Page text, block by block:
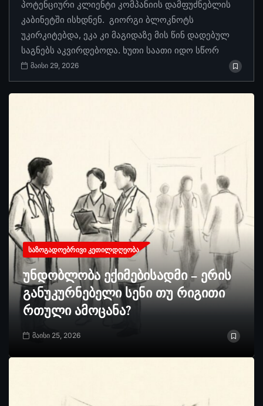
პოტენციური კლიენტი კომპანიის დამფუძნებლის
კაბინეტში ისხდნენ. გიორგი ბლოკნოტს
უკირკიტებდა, ეკა კი მაგიდაზე მის წინ დადებულ
საგნებს აკვირდებოდა. ხუთი საათი იდო სწორ
მაისი 29, 2026
ᲡᲐᲖᲝᲒᲐᲓᲝᲔᲑᲠᲘᲕᲘ ᲙᲔᲗᲘᲚᲓᲦᲔᲝᲑᲐ
უნდობლობა ექიმებისადმი – ერის
განუკურნებელი სენი თუ რიგითი
რთული ამოცანა?
მაისი 25, 2026